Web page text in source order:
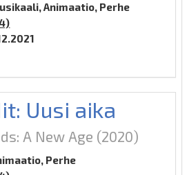
Animaatio, Perhe
Uusi aika
A New Age (2020)
Perhe